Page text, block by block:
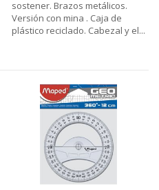
sostener. Brazos metálicos.
Versión con mina . Caja de
plástico reciclado. Cabezal y el...